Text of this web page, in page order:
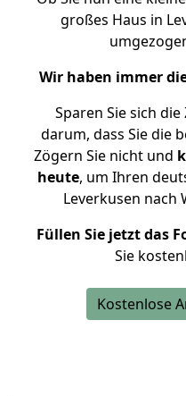
großes Haus in
Wir haben immer
Sparen Sie sich
darum, dass Sie die
Zögern Sie nicht und
heute, um Ihren
Leverkusen nach
Füllen Sie jetzt das
Sie
Kostenlose